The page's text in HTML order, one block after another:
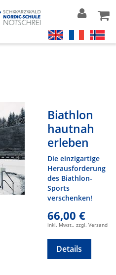
Biathlon
hautnah
erleben
Die einzigartige
Herausforderung
des Biathlon-
Sports
verschenken!
66,00 €
inkl. Mwst., zzgl. Versand
Details